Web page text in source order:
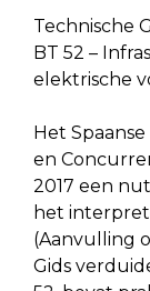
Technische
BT 52 –
elektrische
Het
en
2017 een
het
(Aanvulling
Gids